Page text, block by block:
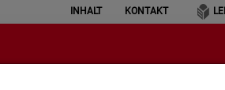
INHALT KONTAKT